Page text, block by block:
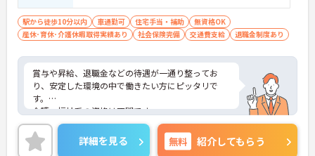
駅から徒歩10分以内 車通勤可 住宅手当・補助
無資格OK
産休･育休･介護休暇取得実績あり
社会保険完備 交通費支給 退職金制度あり
賞与や昇給、退職金などの待遇が一通り整ってお
り、安定した環境の中で働きたい方にピッタリで
す。
介護・福祉系の資格は不問です。
ご興味ある方には、面接対策ポイントなど、さらに
詳細をお話しいたしますのでお気軽にご相談くださ
い。
詳細を見る 無料 紹介してもらう